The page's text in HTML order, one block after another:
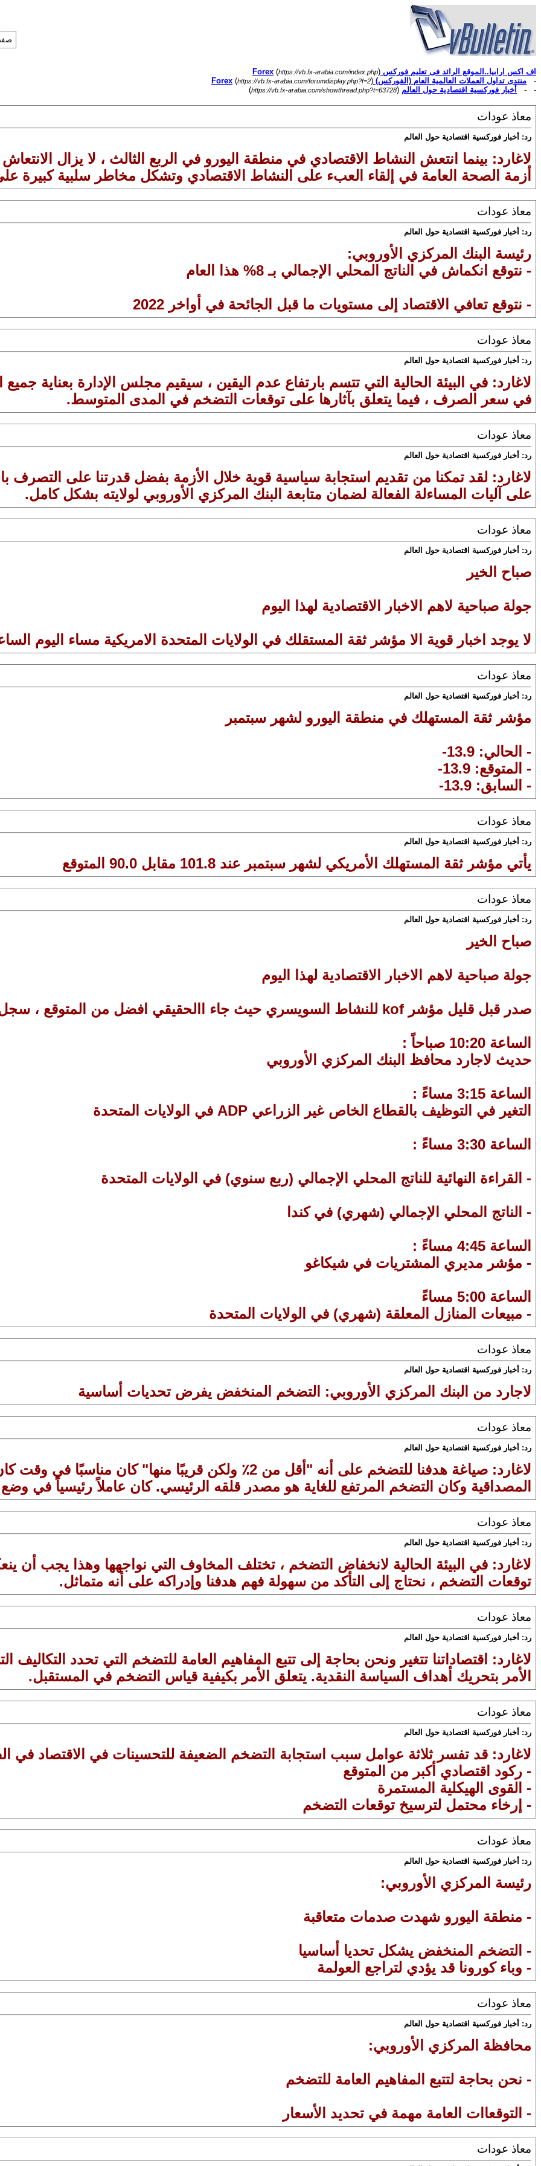
صفحة
اف اكس ارابيا..الموقع الرائد فى تعليم فوركس Forex (https://vb.fx-arabia.com/index.php)
- منتدى تداول العملات العالمية العام (الفوركس) Forex (https://vb.fx-arabia.com/forumdisplay.php?f=2)
- -
أخبار فوركسية اقتصادية حول العالم (
https://vb.fx-arabia.com/showthread.php?t=63728
)
معاذ عودات
رد: أخبار فوركسية اقتصادية حول العالم
لاغارد: بينما انتعش النشاط الاقتصادي في منطقة اليورو في الربع الثالث ، لا يزال
أزمة الصحة العامة في إلقاء العبء على النشاط الاقتصادي وتشكل مخاطر سلبية كبيرة
معاذ عودات
رد: أخبار فوركسية اقتصادية حول العالم
رئيسة البنك المركزي الأوروبي:
- نتوقع انكماش في الناتج المحلي الإجمالي بـ 8% هذا العام
- نتوقع تعافي الاقتصاد إلى مستويات ما قبل الجائحة في أواخر 2022
معاذ عودات
رد: أخبار فوركسية اقتصادية حول العالم
لاغارد: في البيئة الحالية التي تتسم بارتفاع عدم اليقين ، سيقيم مجلس الإدارة بعناية
في سعر الصرف ، فيما يتعلق بآثارها على توقعات التضخم في المدى المتوسط.
معاذ عودات
رد: أخبار فوركسية اقتصادية حول العالم
لاغارد: لقد تمكنا من تقديم استجابة سياسية قوية خلال الأزمة بفضل قدرتنا على التصرف
على آليات المساءلة الفعالة لضمان متابعة البنك المركزي الأوروبي لولايته بشكل كامل.
معاذ عودات
رد: أخبار فوركسية اقتصادية حول العالم
صباح الخير
جولة صباحية لاهم الاخبار الاقتصادية لهذا اليوم
لا يوجد اخبار قوية الا مؤشر ثقة المستقلك في الولايات المتحدة الامريكية مساء اليوم الساعة
معاذ عودات
رد: أخبار فوركسية اقتصادية حول العالم
مؤشر ثقة المستهلك في منطقة اليورو لشهر سبتمبر
- الحالي: 13.9-
- المتوقع: 13.9-
- السابق: 13.9-
معاذ عودات
رد: أخبار فوركسية اقتصادية حول العالم
يأتي مؤشر ثقة المستهلك الأمريكي لشهر سبتمبر عند 101.8 مقابل 90.0 المتوقع
معاذ عودات
رد: أخبار فوركسية اقتصادية حول العالم
صباح الخير
جولة صباحية لاهم الاخبار الاقتصادية لهذا اليوم
صدر قبل قليل مؤشر kof للنشاط السويسري حيث جاء االحقيقي افضل من المتوقع ، سجل الحقيقي 113.8 والمتوقع 106.1
الساعة 10:20 صباحاً :
حديث لاجارد محافظ البنك المركزي الأوروبي
الساعة 3:15 مساءً :
التغير في التوظيف بالقطاع الخاص غير الزراعي ADP في الولايات المتحدة
الساعة 3:30 مساءً :
- القراءة النهائية للناتج المحلي الإجمالي (ربع سنوي) في الولايات المتحدة
- الناتج المحلي الإجمالي (شهري) في كندا
الساعة 4:45 مساءً :
- مؤشر مديري المشتريات في شيكاغو
الساعة 5:00 مساءً
- مبيعات المنازل المعلقة (شهري) في الولايات المتحدة
معاذ عودات
رد: أخبار فوركسية اقتصادية حول العالم
لاجارد من البنك المركزي الأوروبي: التضخم المنخفض يفرض تحديات أساسية
معاذ عودات
رد: أخبار فوركسية اقتصادية حول العالم
لاغارد: صياغة هدفنا للتضخم على أنه "أقل من 2٪ ولكن قريبًا
المصداقية وكان التضخم المرتفع للغاية هو مصدر قلقه الرئيسي. كان عاملاً رئيسياً في
معاذ عودات
رد: أخبار فوركسية اقتصادية حول العالم
لاغارد: في البيئة الحالية لانخفاض التضخم ، تختلف المخاوف التي نواجهها وهذا يجب
توقعات التضخم ، نحتاج إلى التأكد من سهولة فهم هدفنا وإدراكه على أنه متماثل.
معاذ عودات
رد: أخبار فوركسية اقتصادية حول العالم
لاغارد: اقتصاداتنا تتغير ونحن بحاجة إلى تتبع المفاهيم العامة للتضخم التي تحدد التكاليف
الأمر بتحريك أهداف السياسة النقدية. يتعلق الأمر بكيفية قياس التضخم في المستقبل.
معاذ عودات
رد: أخبار فوركسية اقتصادية حول العالم
لاغارد: قد تفسر ثلاثة عوامل سبب استجابة التضخم الضعيفة للتحسينات في الاقتصاد في
- ركود اقتصادي أكبر من المتوقع
- القوى الهيكلية المستمرة
- إرخاء محتمل لترسيخ توقعات التضخم
معاذ عودات
رد: أخبار فوركسية اقتصادية حول العالم
رئيسة المركزي الأوروبي:
- منطقة اليورو شهدت صدمات متعاقبة
- التضخم المنخفض يشكل تحديا أساسيا
- وباء كورونا قد يؤدي لتراجع العولمة
معاذ عودات
رد: أخبار فوركسية اقتصادية حول العالم
محافظة المركزي الأوروبي:
- نحن بحاجة لتتبع المفاهيم العامة للتضخم
- التوقعاات العامة مهمة في تحديد الأسعار
معاذ عودات